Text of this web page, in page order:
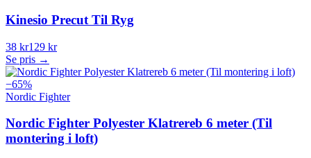
Kinesio Precut Til Ryg
38 kr129 kr
Se pris →
−65%
Nordic Fighter
Nordic Fighter Polyester Klatrereb 6 meter (Til
montering i loft)